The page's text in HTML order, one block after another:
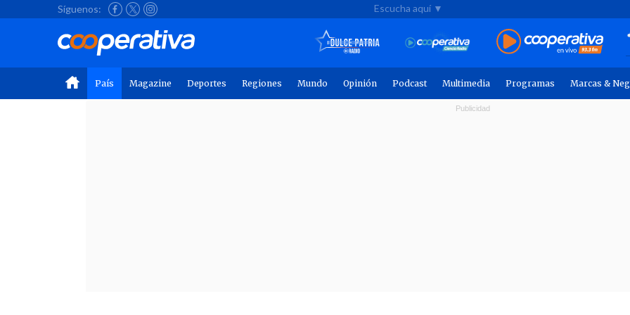
Síguenos: Escucha aquí ▼
País Magazine Deportes Regiones Mundo Opinión Podcast Multimedia Programas Marcas &